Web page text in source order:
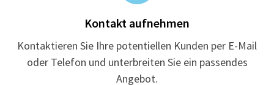
Kontakt aufnehmen
Kontaktieren Sie Ihre potentiellen Kunden per E-Mail
oder Telefon und unterbreiten Sie ein passendes
Angebot.